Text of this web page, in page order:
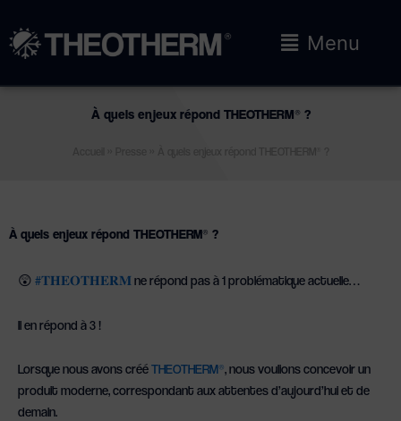
contenu
Main
Menu
À quels enjeux répond THEOTHERM® ?
À quels enjeux répond THEOTHERM® ?
😲 #𝐓𝐇𝐄𝐎𝐓𝐇𝐄𝐑𝐌 ne répond pas à 1 problématique actuelle…
Il en répond à 3 !
Lorsque nous avons crééTHEOTHERM®, nous voulions concevoir un
produit moderne, correspondant aux attentes d’aujourd’hui et de
demain.